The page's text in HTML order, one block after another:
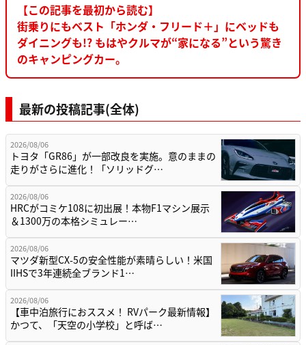
【この記事を最初から読む】
街乗りにもベスト「ホンダ・フリード＋」にベッドも
ダイニングも!? もはやクルマが“家になる”という驚き
のキャンピングカー。
最新の投稿記事(全体)
2026/08/06
トヨタ「GR86」が一部改良を実施。意のままの
走りがさらに進化！「ソリッドグ…
2026/08/06
HRCがコミケ108に初出展！本物F1マシン展示
＆1300万の本格シミュレー…
2026/08/06
マツダ新型CX-5の安全性能が素晴らしい！米国
IIHSで3年連続全ブランド1…
2026/08/06
【車中泊旅行におススメ！ RVパーク最新情報】
かつて、「天空の小学校」と呼ば…